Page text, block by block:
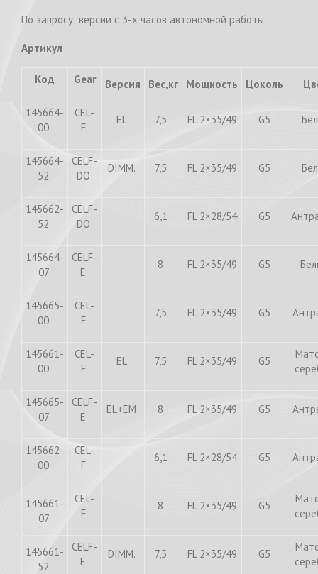
По запросу: версии с 3-х часов автономной работы.
Артикул
Код Gear Версия Вес,кг Мощность Цоколь
145664-
00
CEL-
F
EL 7,5 FL 2×35/49 G5
145664-
52
CELF-
DO
DIMM. 7,5 FL 2×35/49 G5
145662-
52
CELF-
DO
6,1 FL 2×28/54 G5
145664-
07
CELF-
E
8 FL 2×35/49 G5
145665-
00
CEL-
F
7,5 FL 2×35/49 G5
145661-
00
CEL-
F
EL 7,5 FL 2×35/49 G5
145665-
07
СELF-
E
EL+EM 8 FL 2×35/49 G5
145662-
00
CEL-
F
6,1 FL 2×28/54 G5
145661-
07
CEL-
F
8 FL 2×35/49 G5
145661-
52
CELF-
E
DIMM. 7,5 FL 2×35/49 G5